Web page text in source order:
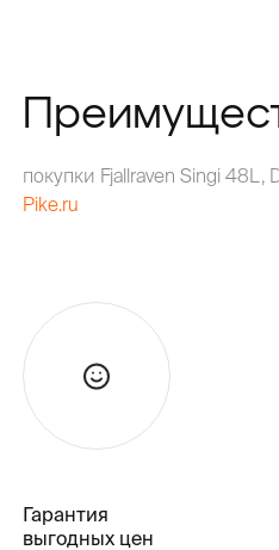
покупки Fjallraven Singi 48L,
Pike.ru
Гарантия
выгодных цен